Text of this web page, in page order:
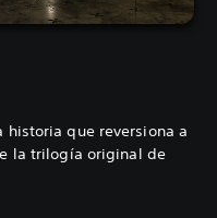
historia que reversiona a
la trilogía original de